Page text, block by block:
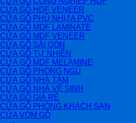
CỬA GỖ HDF VENEER
CỬA GỖ PHỦ NHỰA PVC
CỬA GỖ MDF LAMINATE
CỬA GỖ MDF VENEER
CỬA GỖ SÀI GÒN
CỬA GỖ TỰ NHIÊN
CỬA GỖ MDF MELAMINE
CỬA GỖ PHÒNG NGỦ
CỬA GỖ NHÀ TẮM
CỬA GỖ NHÀ VỆ SINH
CỬA GỖ GIÁ RẺ
CỬA GỖ PHÒNG KHÁCH SẠN
CỬA VÒM GỖ